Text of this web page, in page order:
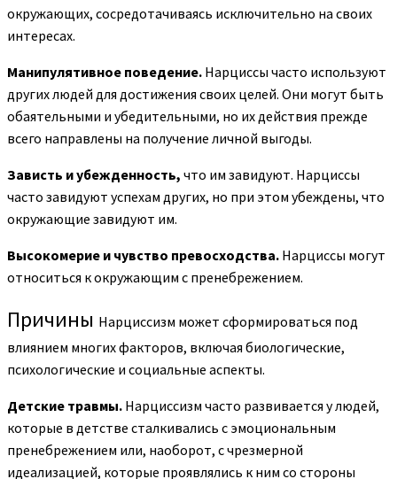
окружающих, сосредотачиваясь исключительно на своих
интересах.
Манипулятивное поведение. Нарциссы часто используют
других людей для достижения своих целей. Они могут быть
обаятельными и убедительными, но их действия прежде
всего направлены на получение личной выгоды.
Зависть и убежденность, что им завидуют. Нарциссы
часто завидуют успехам других, но при этом убеждены, что
окружающие завидуют им.
Высокомерие и чувство превосходства. Нарциссы могут
относиться к окружающим с пренебрежением.
Причины Нарциссизм может сформироваться под
влиянием многих факторов, включая биологические,
психологические и социальные аспекты.
Детские травмы. Нарциссизм часто развивается у людей,
которые в детстве сталкивались с эмоциональным
пренебрежением или, наоборот, с чрезмерной
идеализацией, которые проявлялись к ним со стороны